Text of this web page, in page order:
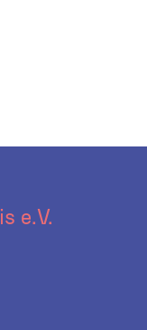
e.V.